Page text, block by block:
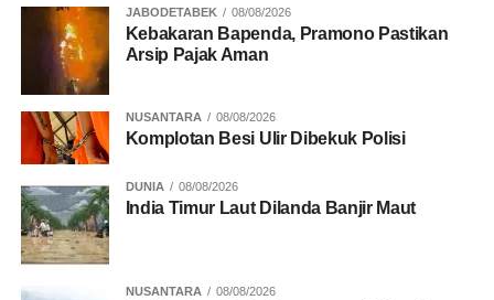
DON'T MISS
Batu Malin Kundang akan Direvitalisasi
JABODETABEK 08/08/2026
Kebakaran Bapenda, Pramono Pastikan
Arsip Pajak Aman
NUSANTARA 08/08/2026
Komplotan Besi Ulir Dibekuk Polisi
DUNIA 08/08/2026
India Timur Laut Dilanda Banjir Maut
NUSANTARA 08/08/2026